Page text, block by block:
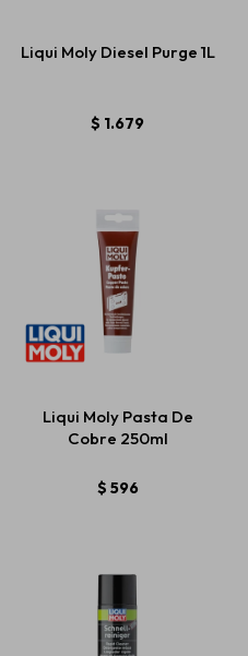
Liqui Moly Diesel Purge 1L
$ 1.679
Liqui Moly Pasta De
Cobre 250ml
$ 596